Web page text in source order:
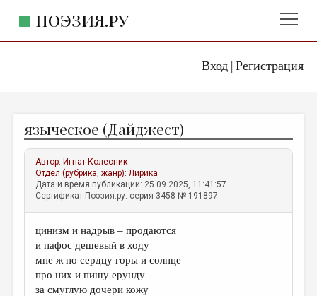
Вход| Регистрация
ПОЭЗИЯ.РУ
ЖАНРЫ
АВТОРЫ
КОММЕНТАРИИ
ЛИТСАЛОН
НОВОСТИ
ПРАВИЛА САЙТА
ОТДЕЛЫ И РУБРИКИ
языческое (Дайджест)
Автор: Игнат Колесник
Отдел (рубрика, жанр):Лирика
Дата и время публикации: 25.09.2025, 11:41:57
Сертификат Поэзия.ру: серия 3458 № 191897
цинизм и надрыв – продаются
и пафос дешевый в ходу
мне ж по сердцу горы и солнце
про них и пишу ерунду
за смуглую дочери кожу